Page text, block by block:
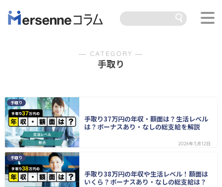
― CATEGORY ―
手取り
手取り
手取り37万円の年収・額面は？生活レベル
は？ボーナスあり・なしの総支給を解説
2026年5月12日
手取り
手取り38万円の年収や生活レベル！額面は
いくら？ボーナスあり・なしの総支給は？